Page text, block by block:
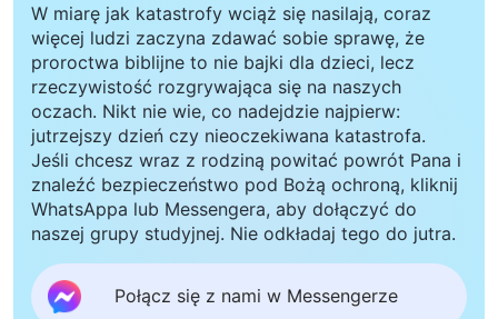
W miarę jak katastrofy wciąż się nasilają, coraz
więcej ludzi zaczyna zdawać sobie sprawę, że
proroctwa biblijne to nie bajki dla dzieci, lecz
rzeczywistość rozgrywająca się na naszych
oczach. Nikt nie wie, co nadejdzie najpierw:
jutrzejszy dzień czy nieoczekiwana katastrofa.
Jeśli chcesz wraz z rodziną powitać powrót Pana i
znaleźć bezpieczeństwo pod Bożą ochroną, kliknij
WhatsAppa lub Messengera, aby dołączyć do
naszej grupy studyjnej. Nie odkładaj tego do jutra.
Połącz się z nami w Messengerze